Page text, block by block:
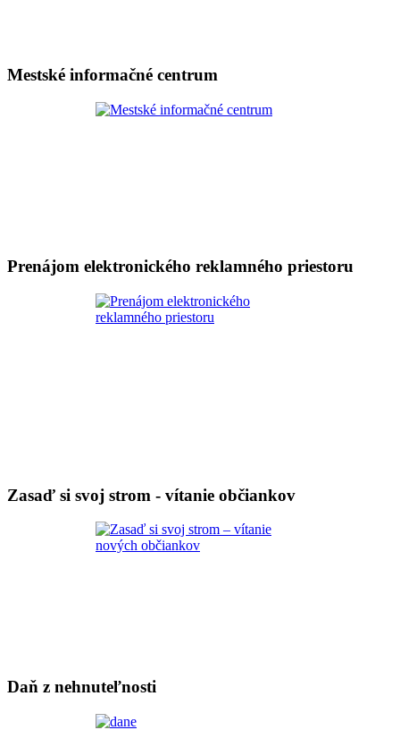
Mestské informačné centrum
Prenájom elektronického reklamného priestoru
Zasaď si svoj strom - vítanie občiankov
Daň z nehnuteľnosti